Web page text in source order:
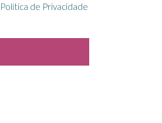
Política de Privacidade